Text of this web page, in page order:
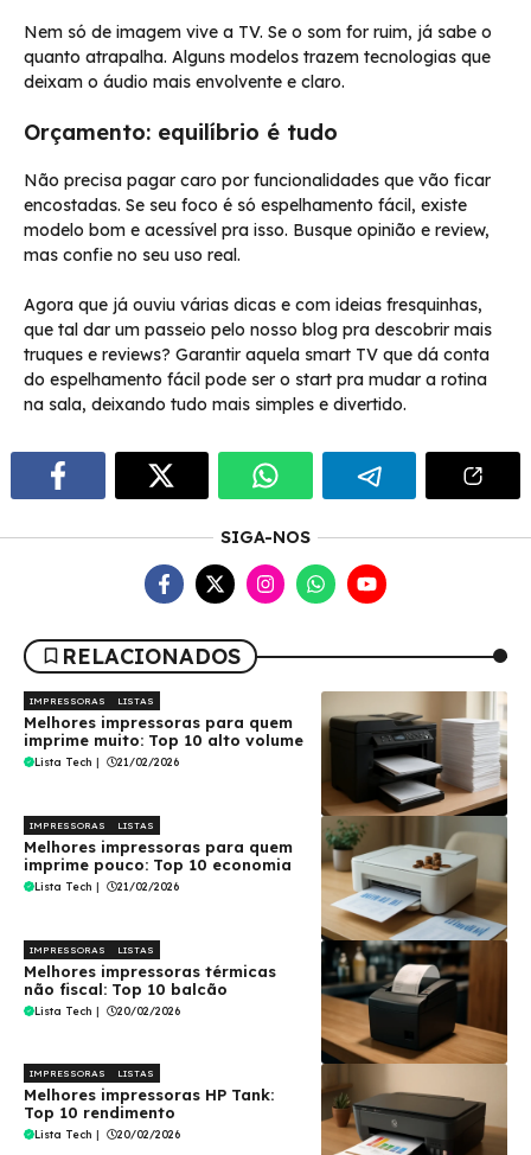
Nem só de imagem vive a TV. Se o som for ruim, já sabe o
quanto atrapalha. Alguns modelos trazem tecnologias que
deixam o áudio mais envolvente e claro.
Orçamento: equilíbrio é tudo
Não precisa pagar caro por funcionalidades que vão ficar
encostadas. Se seu foco é só espelhamento fácil, existe
modelo bom e acessível pra isso. Busque opinião e review,
mas confie no seu uso real.
Agora que já ouviu várias dicas e com ideias fresquinhas,
que tal dar um passeio pelo nosso blog pra descobrir mais
truques e reviews? Garantir aquela smart TV que dá conta
do espelhamento fácil pode ser o start pra mudar a rotina
na sala, deixando tudo mais simples e divertido.
SIGA-NOS
RELACIONADOS
IMPRESSORAS LISTAS
Melhores impressoras para quem
imprime muito: Top 10 alto volume
Lista Tech | 21/02/2026
IMPRESSORAS LISTAS
Melhores impressoras para quem
imprime pouco: Top 10 economia
Lista Tech | 21/02/2026
IMPRESSORAS LISTAS
Melhores impressoras térmicas
não fiscal: Top 10 balcão
Lista Tech | 20/02/2026
IMPRESSORAS LISTAS
Melhores impressoras HP Tank:
Top 10 rendimento
Lista Tech | 20/02/2026